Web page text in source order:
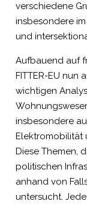
verschiedene
insbesondere
und
Aufbauend auf
FITTER-EU nun
wichtigen
insbesondere
Elektromobilität
Diese Themen,
politischen
anhand von
untersucht.